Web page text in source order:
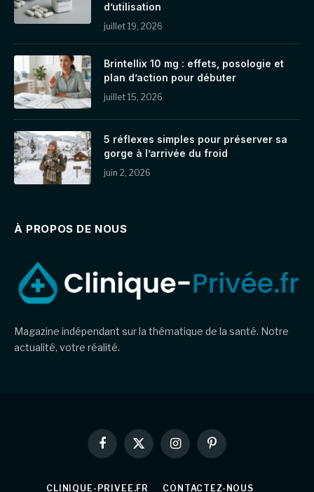
d’utilisation
juillet 19, 2026
Brintellix 10 mg : effets, posologie et
plan d’action pour débuter
juillet 15, 2026
5 réflexes simples pour préserver sa
gorge à l’arrivée du froid
juin 2, 2026
À PROPOS DE NOUS
Magazine indépendant sur la thématique de la santé. Notre
actualité, votre réalité.
Facebook
X
InstagramPinterest
CLINIQUE-PRIVEE.FR CONTACTEZ-NOUS